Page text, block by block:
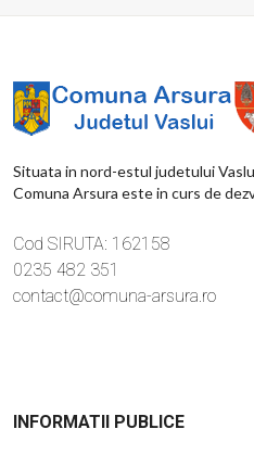
Situata in nord-estul judetului
Comuna Arsura este in curs de
Cod SIRUTA: 162158
0235 482 351
contact@comuna-arsura.ro
INFORMATII PUBLICE